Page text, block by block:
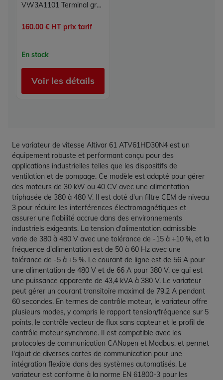
VW3A1101 Terminal graphique Altivar Schneider - écran 240x160 IP54
160.00 € HT prix tarif
En stock
Voir les détails
Le variateur de vitesse Altivar 61 ATV61HD30N4 est un
équipement robuste et performant conçu pour des
applications industrielles telles que les dispositifs de
ventilation et de pompage. Ce modèle est adapté pour gérer
des moteurs de 30 kW ou 40 CV avec une alimentation
triphasée de 380 à 480 V. Il est doté d'un filtre CEM de niveau
3 pour réduire les interférences électromagnétiques et
assurer une fiabilité accrue dans des environnements
industriels exigeants. La tension d'alimentation admissible
varie de 380 à 480 V avec une tolérance de -15 à +10 %, et la
fréquence d'alimentation est de 50 à 60 Hz avec une
tolérance de -5 à +5 %. Le courant de ligne est de 56 A pour
une alimentation de 480 V et de 66 A pour 380 V, ce qui est
une puissance apparente de 43,4 kVA à 380 V. Le variateur
peut gérer un courant transitoire maximal de 79,2 A pendant
60 secondes. En termes de contrôle moteur, le variateur offre
plusieurs modes, y compris le rapport tension/fréquence sur 5
points, le contrôle vecteur de flux sans capteur et le profil de
contrôle moteur synchrone. Il est compatible avec les
protocoles de communication CANopen et Modbus, et permet
l'ajout de diverses cartes de communication pour une
intégration flexible dans des systèmes automatisés. Le
variateur est conforme à la norme EN 61800-3 pour les